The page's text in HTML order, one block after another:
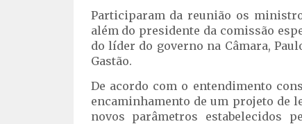
Participaram da reunião os
além do presidente da comissão
do líder do governo na Câmara,
Gastão.
De acordo com o entendimento
encaminhamento de um projeto de
novos parâmetros estabelecidos